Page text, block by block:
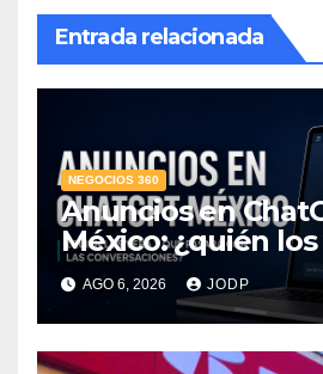
Entrada relacionada
NEGOCIOS 360
Anuncios en
México: ¿quién
pasará con las
conversaciones?
AGO 6, 2026 JODP